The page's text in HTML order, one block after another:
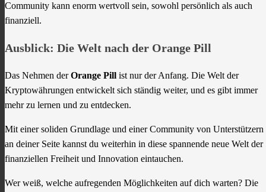
Community kann enorm wertvoll sein, sowohl persönlich als auch
finanziell.
Ausblick: Die Welt nach der Orange Pill
Das Nehmen derOrange Pill ist nur der Anfang. Die Welt der
Kryptowährungen entwickelt sich ständig weiter, und es gibt immer
mehr zu lernen und zu entdecken.
Mit einer soliden Grundlage und einer Community von Unterstützern
an deiner Seite kannst du weiterhin in diese spannende neue Welt der
finanziellen Freiheit und Innovation eintauchen.
Wer weiß, welche aufregenden Möglichkeiten auf dich warten? Die